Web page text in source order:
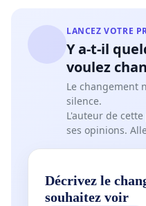
LANCEZ VOTRE
Y a-t-il
voulez
Le changement
silence.
L'auteur de
ses opinions.
Décrivez le
souhaitez voir